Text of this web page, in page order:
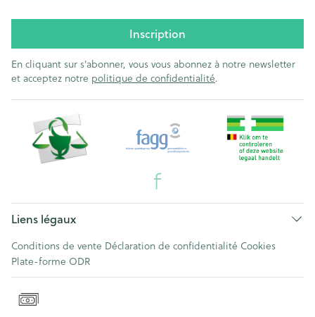
Inscription
En cliquant sur s'abonner, vous vous abonnez à notre newsletter
et acceptez notre politique de confidentialité.
Liens légaux
Conditions de vente Déclaration de confidentialité Cookies
Plate-forme ODR